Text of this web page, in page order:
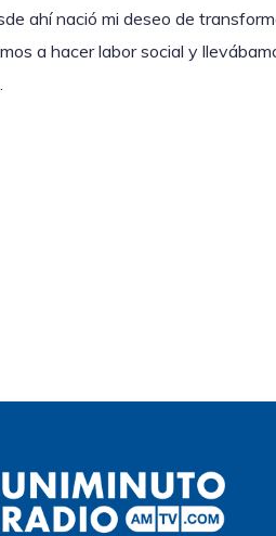
ahí nació mi deseo de
a hacer labor social y